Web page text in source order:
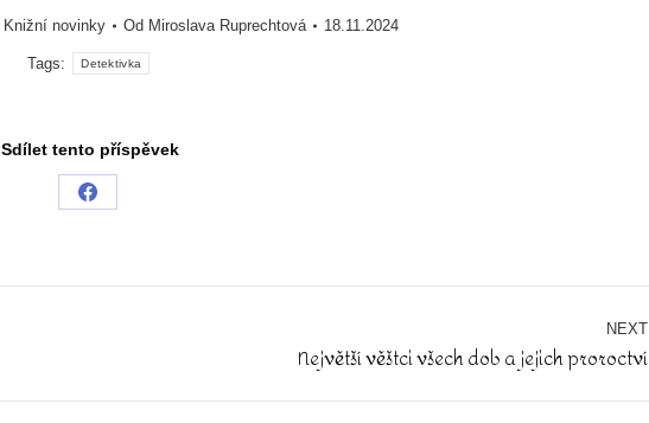
Knižní novinky Od Miroslava Ruprechtová 18.11.2024
Tags: Detektivka
Sdílet tento příspěvek
Share
NEXT
Největší věštci všech dob a jejich proroctví